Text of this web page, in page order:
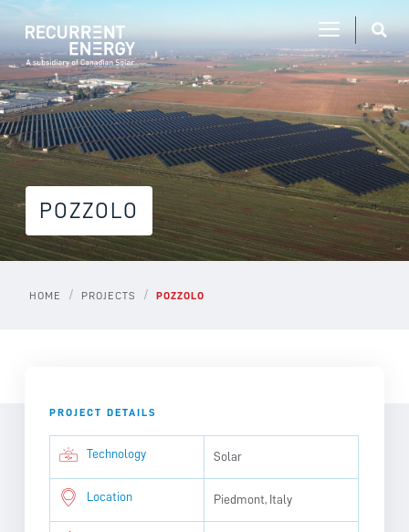
POZZOLO
HOME / PROJECTS / POZZOLO
PROJECT DETAILS
Technology Solar
Location Piedmont, Italy